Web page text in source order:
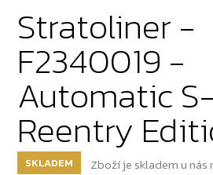
Stratoliner -
F2340019 -
Automatic
Reentry
SKLADEM Zboží je skladem u nás